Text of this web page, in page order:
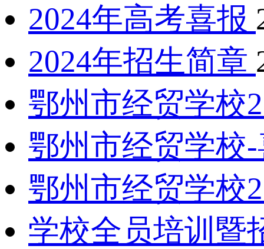
2024年高考喜报
2024年招生简章
鄂州市经贸学校
鄂州市经贸学校
鄂州市经贸学校
学校全员培训暨